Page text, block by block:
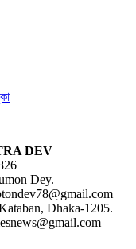
DEV
Dey.
Dhaka-1205.